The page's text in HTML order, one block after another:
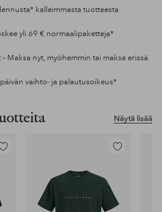
kalleimmasta tuotteesta
yli 69 € normaalipaketteja*
– Maksa nyt, myöhemmin tai maksa erissä
vaihto- ja palautusoikeus*
Näytä lisää
Lisää